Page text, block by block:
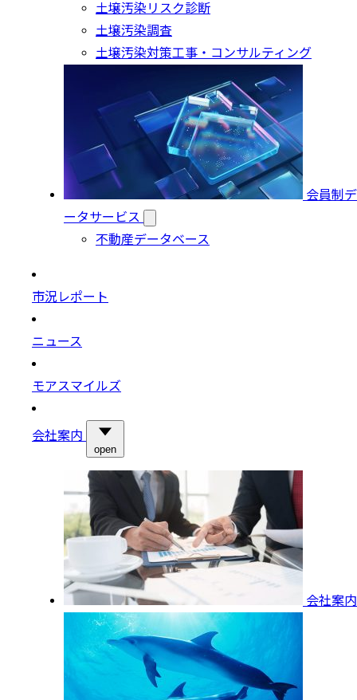
土壌汚染リスク診断
土壌汚染調査
土壌汚染対策工事・コンサルティング
会員制デ
ータサービス
不動産データベース
市況レポート
ニュース
モアスマイルズ
会社案内
open
会社案内